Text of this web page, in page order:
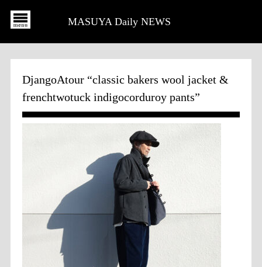
MASUYA Daily NEWS
DjangoAtour “classic bakers wool jacket &
frenchtwotuck indigocorduroy pants”